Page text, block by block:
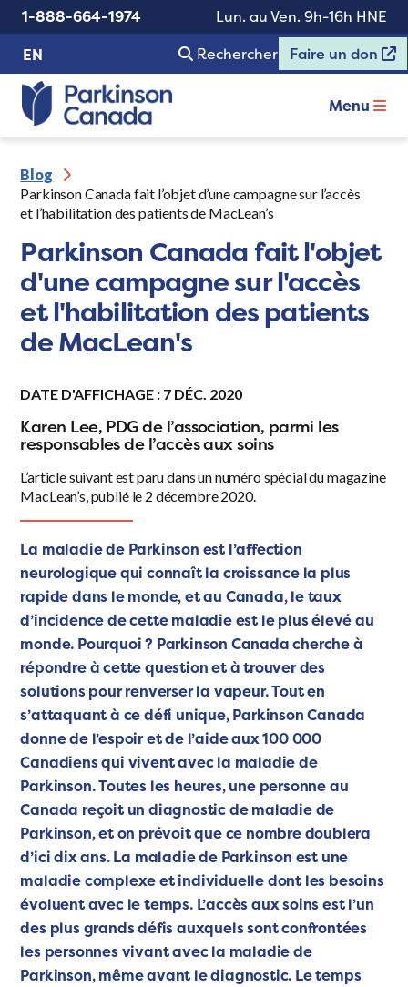
1-888-664-1974
Lun. au Ven. 9h-16h HNE
EN
Rechercher Faire un don
Menu
Blog
Parkinson Canada fait l’objet d’une campagne sur l’accès
et l’habilitation des patients de MacLean’s
Parkinson Canada fait l'objet
d'une campagne sur l'accès
et l'habilitation des patients
de MacLean's
DATE D'AFFICHAGE : 7 DÉC. 2020
Karen Lee, PDG de l’association, parmi les
responsables de l’accès aux soins
L’article suivant est paru dans un numéro spécial du magazine
MacLean’s, publié le 2 décembre 2020.
La maladie de Parkinson est l’affection
neurologique qui connaît la croissance la plus
rapide dans le monde, et au Canada, le taux
d’incidence de cette maladie est le plus élevé au
monde. Pourquoi ? Parkinson Canada cherche à
répondre à cette question et à trouver des
solutions pour renverser la vapeur. Tout en
s’attaquant à ce défi unique, Parkinson Canada
donne de l’espoir et de l’aide aux 100 000
Canadiens qui vivent avec la maladie de
Parkinson. Toutes les heures, une personne au
Canada reçoit un diagnostic de maladie de
Parkinson, et on prévoit que ce nombre doublera
d’ici dix ans. La maladie de Parkinson est une
maladie complexe et individuelle dont les besoins
évoluent avec le temps. L’accès aux soins est l’un
des plus grands défis auxquels sont confrontées
les personnes vivant avec la maladie de
Parkinson, même avant le diagnostic. Le temps